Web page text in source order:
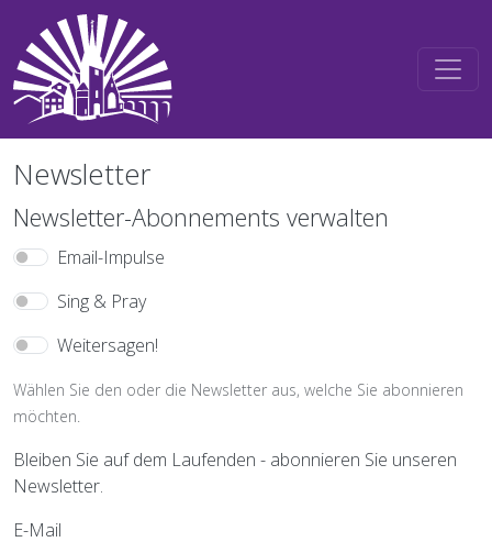
Direkt zum Inhalt
Newsletter
Newsletter-Abonnements verwalten
Email-Impulse
Sing & Pray
Weitersagen!
Wählen Sie den oder die Newsletter aus, welche Sie abonnieren
möchten.
Bleiben Sie auf dem Laufenden - abonnieren Sie unseren
Newsletter.
E-Mail